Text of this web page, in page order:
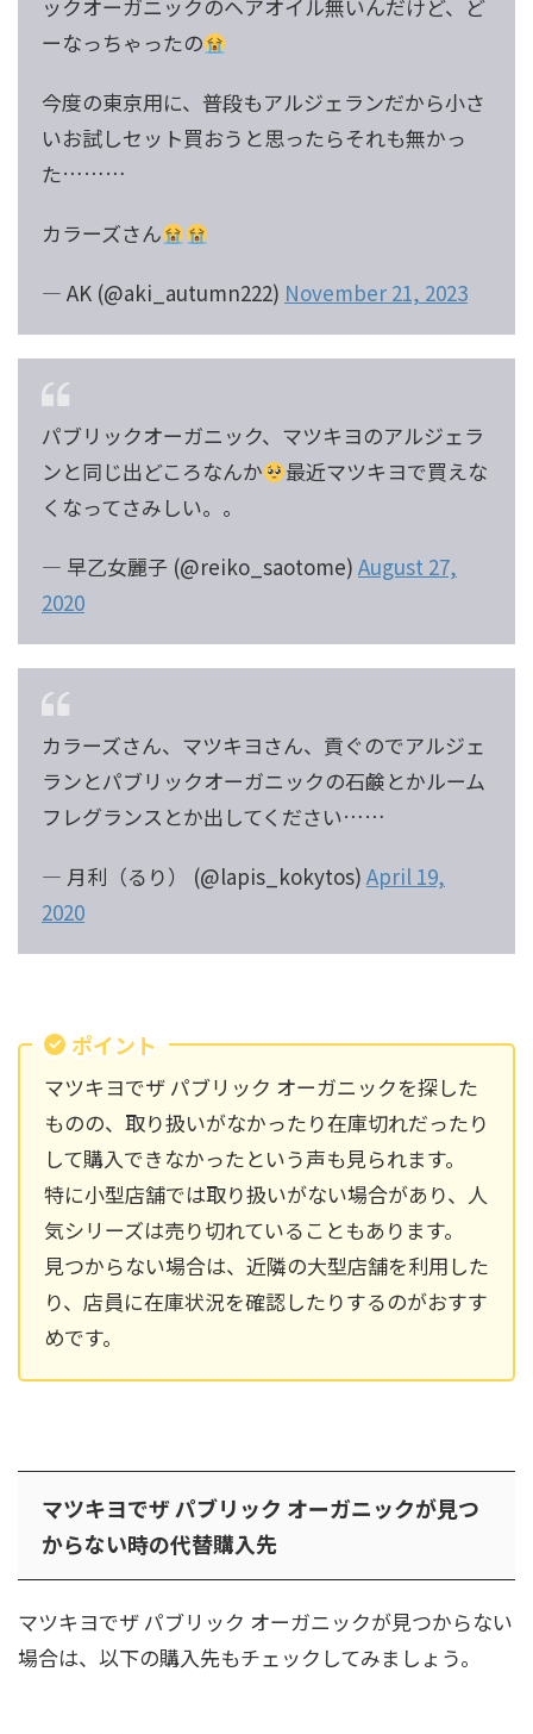
ックオーガニックのヘアオイル無いんだけど、ど
ーなっちゃったの
今度の東京用に、普段もアルジェランだから小さ
いお試しセット買おうと思ったらそれも無かっ
た………
カラーズさん
— AK (@aki_autumn222) November 21, 2023
パブリックオーガニック、マツキヨのアルジェラ
ンと同じ出どころなんか
最近マツキヨで買えな
くなってさみしい。。
— 早乙女麗子 (@reiko_saotome) August 27,
2020
カラーズさん、マツキヨさん、貢ぐのでアルジェ
ランとパブリックオーガニックの石鹸とかルーム
フレグランスとか出してください……
— 月利（るり） (@lapis_kokytos) April 19,
2020
ポイント
マツキヨでザ パブリック オーガニックを探した
ものの、取り扱いがなかったり在庫切れだったり
して購入できなかったという声も見られます。
特に小型店舗では取り扱いがない場合があり、人
気シリーズは売り切れていることもあります。
見つからない場合は、近隣の大型店舗を利用した
り、店員に在庫状況を確認したりするのがおすす
めです。
マツキヨでザ パブリック オーガニックが見つ
からない時の代替購入先
マツキヨでザ パブリック オーガニックが見つからない
場合は、以下の購入先もチェックしてみましょう。